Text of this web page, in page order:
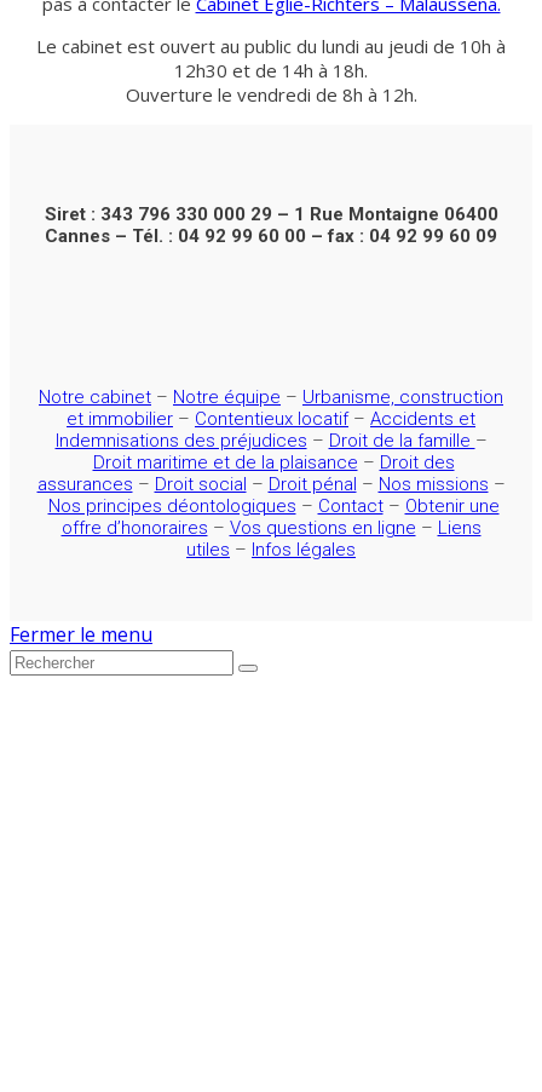
Le cabinet est ouvert au public du lundi au jeudi de 10h à
12h30 et de 14h à 18h.
Ouverture le vendredi de 8h à 12h.
Siret : 343 796 330 000 29 – 1 Rue Montaigne 06400
Cannes – Tél. : 04 92 99 60 00 – fax : 04 92 99 60 09
Notre cabinet – Notre équipe – Urbanisme, construction
et immobilier – Contentieux locatif– Accidents et
Indemnisations des préjudices – Droit de la famille –
Droit maritime et de la plaisance – Droit des
assurances – Droit social – Droit pénal – Nos missions –
Nos principes déontologiques – Contact– Obtenir une
offre d’honoraires – Vos questions en ligne – Liens
utiles – Infos légales
Fermer le menu